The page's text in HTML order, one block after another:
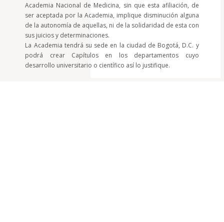
Academia Nacional de Medicina, sin que esta afiliación, de
ser aceptada por la Academia, implique disminución alguna
de la autonomía de aquellas, ni de la solidaridad de esta con
sus juicios y determinaciones.
La Academia tendrá su sede en la ciudad de Bogotá, D.C. y
podrá crear Capítulos en los departamentos cuyo
desarrollo universitario o científico así lo justifique.